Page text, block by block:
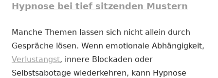
Hypnose bei tief sitzenden Mustern
Manche Themen lassen sich nicht allein durch
Gespräche lösen. Wenn emotionale Abhängigkeit,
Verlustangst, innere Blockaden oder
Selbstsabotage wiederkehren, kann Hypnose